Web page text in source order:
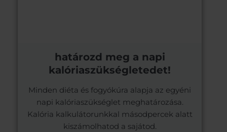
határozd meg a napi
kalóriaszükségletedet!
Minden diéta és fogyókúra alapja az egyéni
napi kalóriaszükséglet meghatározása.
Kalória kalkulátorunkkal másodpercek alatt
kiszámolhatod a sajátod.